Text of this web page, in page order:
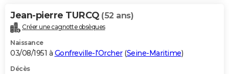
Jean-pierre TURCQ (52 ans)
Créer une cagnotte obsèques
Naissance
03/08/1951 à Gonfreville-l'Orcher(Seine-Maritime)
Décès